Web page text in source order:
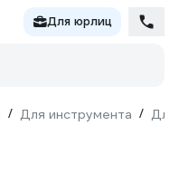
Для юрлиц
/ Для инструмента / Для